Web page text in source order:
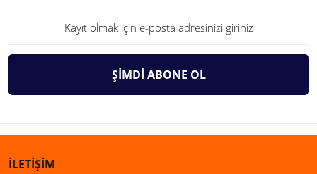
ŞİMDİ ABONE OL
İLETİŞİM